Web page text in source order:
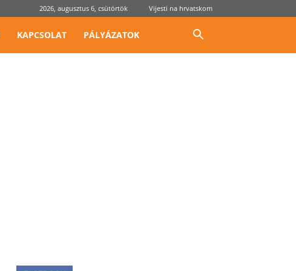
2026, augusztus 6, csütörtök Vijesti na hrvatskom
KAPCSOLAT PÁLYÁZATOK